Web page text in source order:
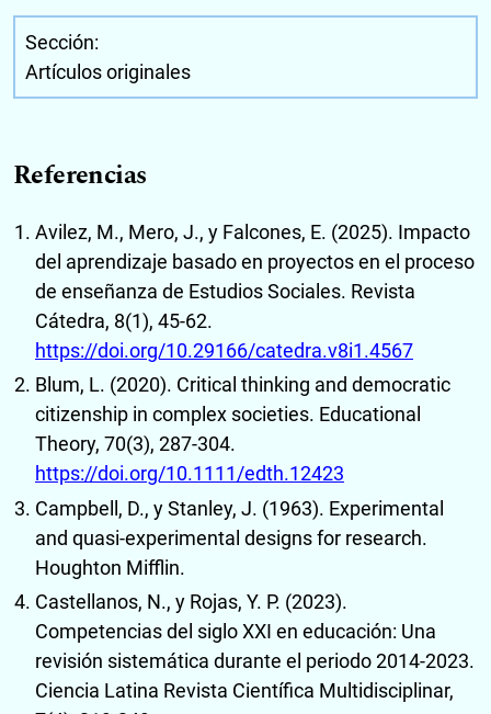
Sección:
Artículos originales
Referencias
Avilez, M., Mero, J., y Falcones, E. (2025). Impacto
del aprendizaje basado en proyectos en el proceso
de enseñanza de Estudios Sociales. Revista
Cátedra, 8(1), 45-62.
https://doi.org/10.29166/catedra.v8i1.4567
Blum, L. (2020). Critical thinking and democratic
citizenship in complex societies. Educational
Theory, 70(3), 287-304.
https://doi.org/10.1111/edth.12423
Campbell, D., y Stanley, J. (1963). Experimental
and quasi-experimental designs for research.
Houghton Mifflin.
Castellanos, N., y Rojas, Y. P. (2023).
Competencias del siglo XXI en educación: Una
revisión sistemática durante el periodo 2014-2023.
Ciencia Latina Revista Científica Multidisciplinar,